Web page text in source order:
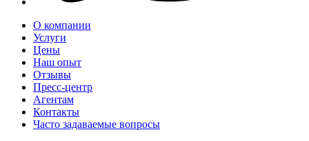
О компании
Услуги
Цены
Наш опыт
Отзывы
Пресс-центр
Агентам
Контакты
Часто задаваемые вопросы